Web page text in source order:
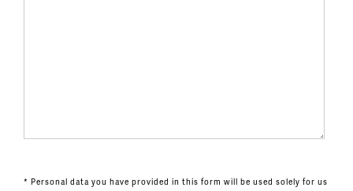
* Personal data you have provided in this form will be used solely for us